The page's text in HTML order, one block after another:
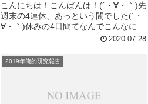
こんにちは！こんばんは！(´・∀・｀)先
週末の4連休、あっという間でした(´・
∀・｀)休みの4日間てなんでこんなにも
過ぎ去るのが早いんでしょうね！時間
｀)さて！今日のメモは、僕が超絶苦手
な高い物をオーリ...
2020.07.28
2019年俺的研究報告